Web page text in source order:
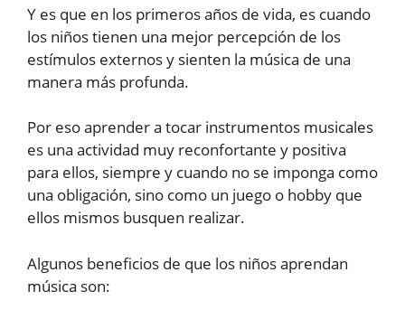
Y es que en los primeros años de vida, es cuando
los niños tienen una mejor percepción de los
estímulos externos y sienten la música de una
manera más profunda.
Por eso aprender a tocar instrumentos musicales
es una actividad muy reconfortante y positiva
para ellos, siempre y cuando no se imponga como
una obligación, sino como un juego o hobby que
ellos mismos busquen realizar.
Algunos beneficios de que los niños aprendan
música son: